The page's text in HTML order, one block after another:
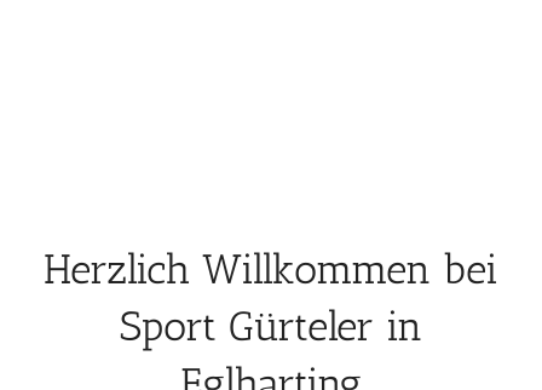
Herzlich Willkommen bei
Sport Gürteler in